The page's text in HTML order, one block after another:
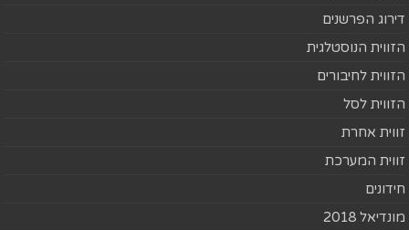
דירוג הפרשנים
הזווית הנוסטלגית
הזווית לחיבורים
הזווית לסל
זווית אחרת
זווית המערכת
חידונים
מונדיאל 2018